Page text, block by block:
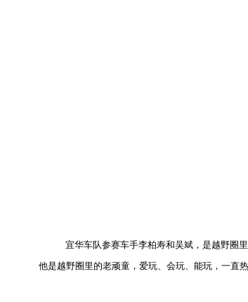
宜华车队参赛车手李柏寿和吴斌，是越野圈
他是越野圈里的老顽童，爱玩、会玩、能玩，一直热